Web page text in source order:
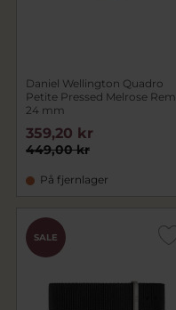
Daniel Wellington Quadro
Petite Pressed Melrose Rem
24 mm
449,00 kr
359,20 kr
På fjernlager
SALE